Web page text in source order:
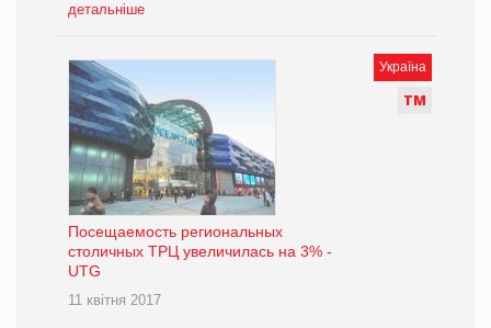
детальніше
Україна
ТМ
Посещаемость региональных
столичных ТРЦ увеличилась на 3% -
UTG
11 квітня 2017